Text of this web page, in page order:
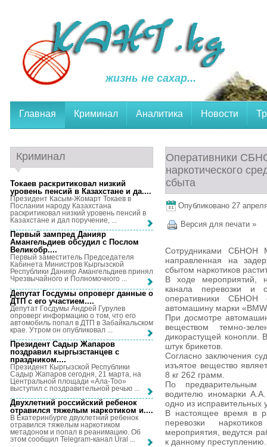
жизнь не сахар...
Главная Криминал Аналитика Новости
Оперативники
наркотического
сбыта
Опубликовано 27
Версия для печати »
Сотрудниками СБНОН
направленная на
сбытом наркотиков
В ходе мероприятий,
канала перевозки и
оперативники СБНОН
автомашину марки
При досмотре
веществом темно-
дикорастущей конопли.
штук брикетов.
Согласно заключения
изъятое вещество
8 кг 262 грамм.
По предварительным
водителю иномарки
одно из
В настоящее время в
перевозки
мероприятия, ведутся
к данному преступлению.
Криминал
Токаев раскритиковал низкий
уровень пенсий в Казахстане и да....
Президент Касым-Жомарт Токаев в
Послании народу Казахстана
раскритиковал низкий уровень пенсий в
Казахстане и дал поручение, ...
Первый зампред Данияр
Амангельдиев обсудил с Послом
Великобр....
Первый заместитель Председателя
Кабинета Министров Кыргызской
Республики Данияр Амангельдиев принял
Чрезвычайного и Полномочного ...
Депутат Госдумы опроверг данные о
ДТП с его участием....
Депутат Госдумы Андрей Гурулев
опроверг информацию о том, что его
автомобиль попал в ДТП в Забайкальском
крае. Утром он опубликовал ...
Президент Садыр Жапаров
поздравил кыргызстанцев с
праздником....
Президент Кыргызской Республики
Садыр Жапаров сегодня, 21 марта, на
Центральной площади «Ала-Тоо»
выступил с поздравительной речью ...
Двухлетний российский ребенок
отравился тяжелым наркотиком и....
В Екатеринбурге двухлетний ребенок
отравился тяжелым наркотиком
метадоном и попал в реанимацию. Об
этом сообщил Telegram-канал Ural ...